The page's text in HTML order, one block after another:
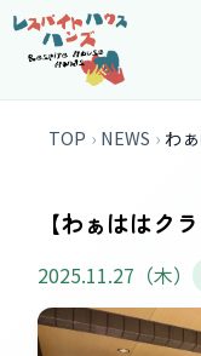
top
TOP NEWS わ
【わぁははク
2025.11.27（木）